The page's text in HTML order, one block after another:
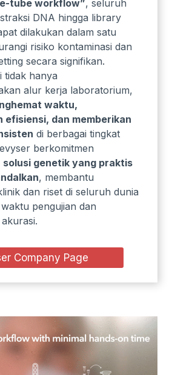
tube workflow”, seluruh
DNA hingga library
dilakukan dalam satu
risiko kontaminasi dan
secara signifikan.
tidak hanya
alur kerja laboratorium,
waktu,
efisiensi, dan memberikan
di berbagai tingkat
berkomitmen
solusi genetik yang praktis
, membantu
dan riset di seluruh dunia
pengujian dan
Company Page